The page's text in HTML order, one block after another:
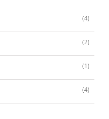
(4)
(2)
(1)
(4)